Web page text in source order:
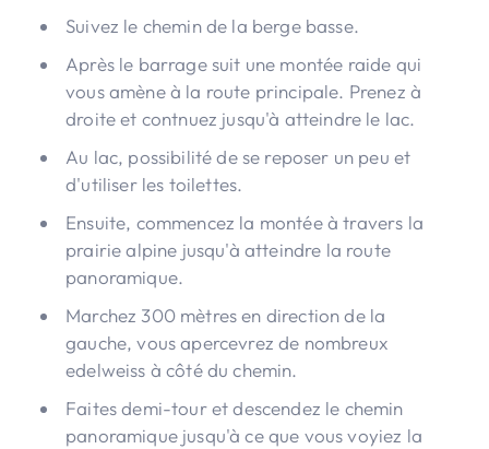
Suivez le chemin de la berge basse.
Après le barrage suit une montée raide qui
vous amène à la route principale. Prenez à
droite et contnuez jusqu'à atteindre le lac.
Au lac, possibilité de se reposer un peu et
d'utiliser les toilettes.
Ensuite, commencez la montée à travers la
prairie alpine jusqu'à atteindre la route
panoramique.
Marchez 300 mètres en direction de la
gauche, vous apercevrez de nombreux
edelweiss à côté du chemin.
Faites demi-tour et descendez le chemin
panoramique jusqu'à ce que vous voyiez la